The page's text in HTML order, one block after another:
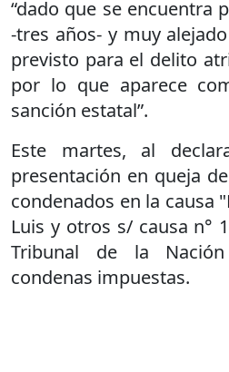
“dado que se encuentra
-tres años- y muy
previsto para el delito
por lo que aparece
sanción estatal”.
Este martes, al
presentación en queja
condenados en la causa
Luis y otros s/ causa n°
Tribunal de la
condenas impuestas.